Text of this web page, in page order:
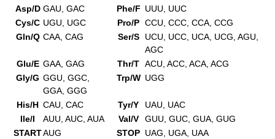
Asp/D GAU, GAC Phe/F UUU, UUC
Cys/C UGU, UGC Pro/P CCU, CCC, CCA, CCG
Gln/Q CAA, CAG Ser/S
UCU, UCC, UCA, UCG, AGU,
AGC
Glu/E GAA, GAG Thr/T ACU, ACC, ACA, ACG
Gly/G GGU, GGC,
GGA, GGG
Trp/W UGG
His/H CAU, CAC Tyr/Y
UAU, UAC
Ile/I
AUU, AUC, AUA Val/V
GUU, GUC, GUA, GUG
STARTAUG STOP UAG, UGA, UAA